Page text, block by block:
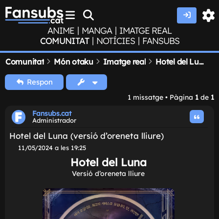
ANIME | MANGA | IMATGE REAL
COMUNITAT | NOTÍCIES | FANSUBS
Comunitat Món otaku Imatge real Hotel del Luna (versió d’oreneta lliure)
Respon
1 missatge • Pàgina 1 de 1
Fansubs.cat
Administrador
Hotel del Luna (versió d’oreneta lliure)
11/05/2024 a les 19:25
Hotel del Luna
Versió d’oreneta lliure